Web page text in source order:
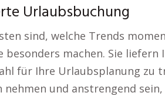
Urlaubsbuchung
sind, welche Trends
besonders machen. Sie liefern
für Ihre Urlaubsplanung zu
und anstrengend